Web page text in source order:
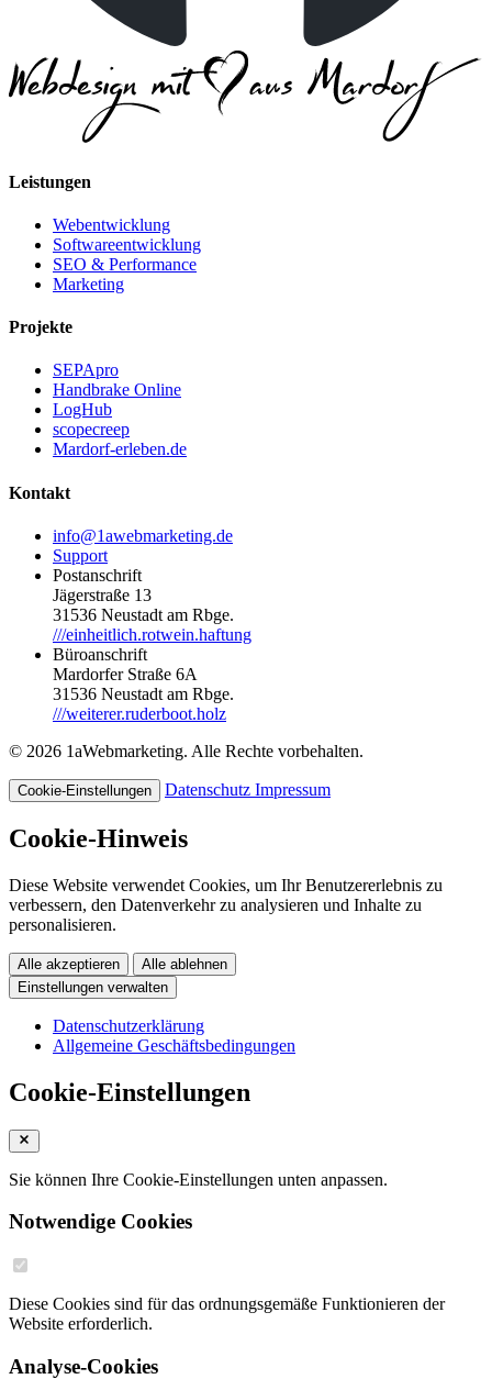
Leistungen
Webentwicklung
Softwareentwicklung
SEO & Performance
Marketing
Projekte
SEPApro
Handbrake Online
LogHub
scopecreep
Mardorf-erleben.de
Kontakt
info@1awebmarketing.de
Support
Postanschrift
Jägerstraße 13
31536 Neustadt am Rbge.
///einheitlich.rotwein.haftung
Büroanschrift
Mardorfer Straße 6A
31536 Neustadt am Rbge.
///weiterer.ruderboot.holz
© 2026 1aWebmarketing. Alle Rechte vorbehalten.
Cookie-Einstellungen Datenschutz Impressum
Cookie-Hinweis
Diese Website verwendet Cookies, um Ihr Benutzererlebnis zu
verbessern, den Datenverkehr zu analysieren und Inhalte zu
personalisieren.
Alle akzeptieren
Alle ablehnen
Einstellungen verwalten
Datenschutzerklärung
Allgemeine Geschäftsbedingungen
Cookie-Einstellungen
Sie können Ihre Cookie-Einstellungen unten anpassen.
Notwendige Cookies
Diese Cookies sind für das ordnungsgemäße Funktionieren der
Website erforderlich.
Analyse-Cookies